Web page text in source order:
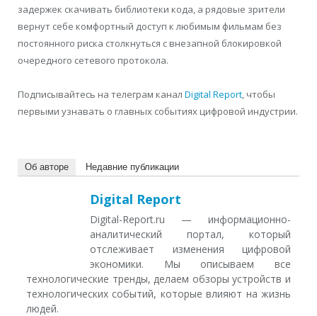
задержек скачивать библиотеки кода, а рядовые зрители
вернут себе комфортный доступ к любимым фильмам без
постоянного риска столкнуться с внезапной блокировкой
очередного сетевого протокола.
Подписывайтесь на телеграм канал Digital Report, чтобы
первыми узнавать о главных событиях цифровой индустрии.
Об авторе Недавние публикации
Digital Report
Digital-Report.ru — информационно-
аналитический портал, который
отслеживает изменения цифровой
экономики. Мы описываем все
технологические тренды, делаем обзоры устройств и
технологических событий, которые влияют на жизнь
людей.